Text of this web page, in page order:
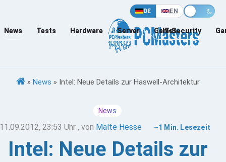
DE EN
News Tests Hardware Server Games
IT-Security
» News » Intel: Neue Details zur Haswell-Architektur
News
23:53 Uhr , von Malte Hesse ~1 Min. Lesezeit
Intel: Neue Details zur